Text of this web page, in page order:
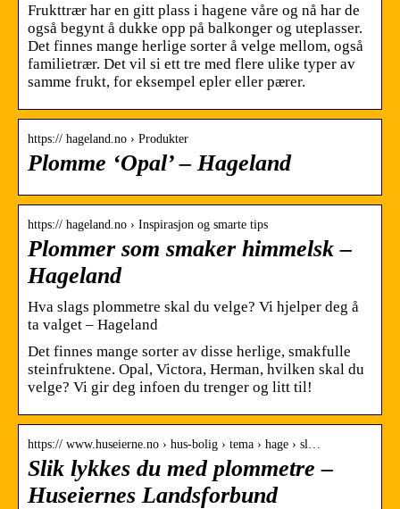
Frukttrær har en gitt plass i hagene våre og nå har de
også begynt å dukke opp på balkonger og uteplasser.
Det finnes mange herlige sorter å velge mellom, også
familietrær. Det vil si ett tre med flere ulike typer av
samme frukt, for eksempel epler eller pærer.
https:// hageland.no › Produkter
Plomme ‘Opal’ – Hageland
https:// hageland.no › Inspirasjon og smarte tips
Plommer som smaker himmelsk –
Hageland
Hva slags plommetre skal du velge? Vi hjelper deg å
ta valget – Hageland
Det finnes mange sorter av disse herlige, smakfulle
steinfruktene. Opal, Victora, Herman, hvilken skal du
velge? Vi gir deg infoen du trenger og litt til!
https:// www.huseierne.no › hus-bolig › tema › hage › sl…
Slik lykkes du med plommetre –
Huseiernes Landsforbund